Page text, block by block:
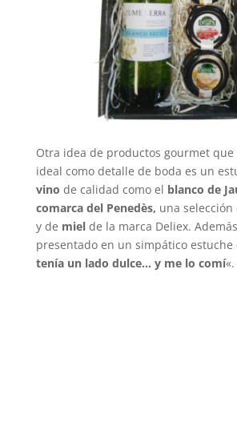
Otra idea de productos gourmet que
ideal como detalle de boda es un
vino de calidad como el blanco de
comarca del Penedès, una selección
y de mielde la marca Deliex.
presentado en un simpático estuche
tenía un lado dulce… y me lo comí«.